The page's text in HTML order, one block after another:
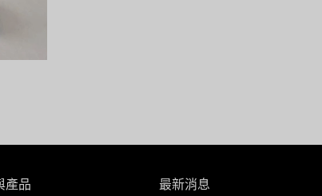
產品
最新消息